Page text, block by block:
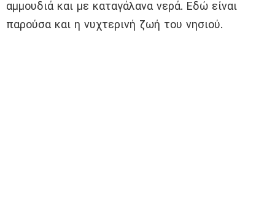
αμμουδιά και με καταγάλανα νερά. Εδώ είναι
παρούσα και η νυχτερινή ζωή του νησιού.